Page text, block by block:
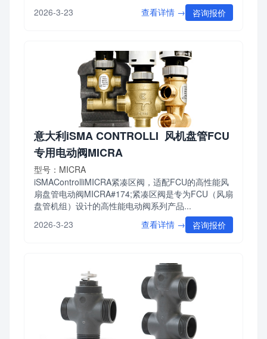
2026-3-23
查看详情 → 咨询报价
意大利iSMA CONTROLLI 风机盘管FCU
专用电动阀MICRA
型号：MICRA
iSMAControlliMICRA紧凑区阀，适配FCU的高性能风
扇盘管电动阀MICRA#174;紧凑区阀是专为FCU（风扇
盘管机组）设计的高性能电动阀系列产品...
2026-3-23
查看详情 → 咨询报价